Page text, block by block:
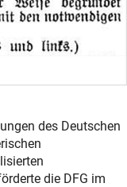
des Deutschen
die DFG im